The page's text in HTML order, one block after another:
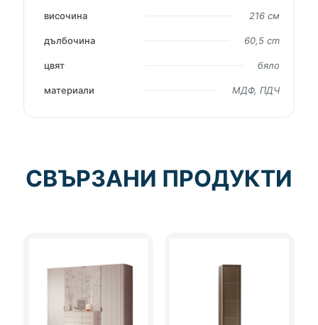
височина 216 см
дълбочина 60,5 cm
цвят бяло
материали МДФ, ПДЧ
СВЪРЗАНИ ПРОДУКТИ